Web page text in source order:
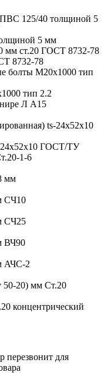
5 мм
8732-78
тип 2.2
24x52x10 ГОСТ/ТУ
концентрический
перезвонит для